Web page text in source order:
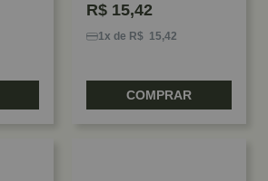
R$ 15,42
1x de R$ 15,42
COMPRAR